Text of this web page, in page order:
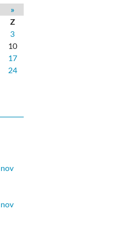
»
Z
3
10
17
24
nov
nov